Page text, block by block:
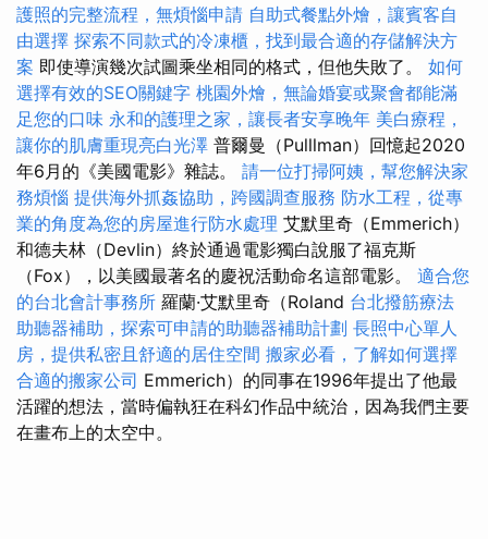
護照的完整流程，無煩惱申請 自助式餐點外燴，讓賓客自
由選擇 探索不同款式的冷凍櫃，找到最合適的存儲解決方
案 即使導演幾次試圖乘坐相同的格式，但他失敗了。 如何
選擇有效的SEO關鍵字 桃園外燴，無論婚宴或聚會都能滿
足您的口味 永和的護理之家，讓長者安享晚年 美白療程，
讓你的肌膚重現亮白光澤 普爾曼（Pulllman）回憶起2020
年6月的《美國電影》雜誌。 請一位打掃阿姨，幫您解決家
務煩惱 提供海外抓姦協助，跨國調查服務 防水工程，從專
業的角度為您的房屋進行防水處理 艾默里奇（Emmerich）
和德夫林（Devlin）終於通過電影獨白說服了福克斯
（Fox），以美國最著名的慶祝活動命名這部電影。 適合您
的台北會計事務所 羅蘭·艾默里奇（Roland 台北撥筋療法
助聽器補助，探索可申請的助聽器補助計劃 長照中心單人
房，提供私密且舒適的居住空間 搬家必看，了解如何選擇
合適的搬家公司 Emmerich）的同事在1996年提出了他最
活躍的想法，當時偏執狂在科幻作品中統治，因為我們主要
在畫布上的太空中。